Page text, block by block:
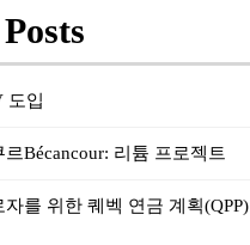
도입
Bécancour: 리튬 프로젝트
자를 위한 퀘벡 연금 계획(QPP)